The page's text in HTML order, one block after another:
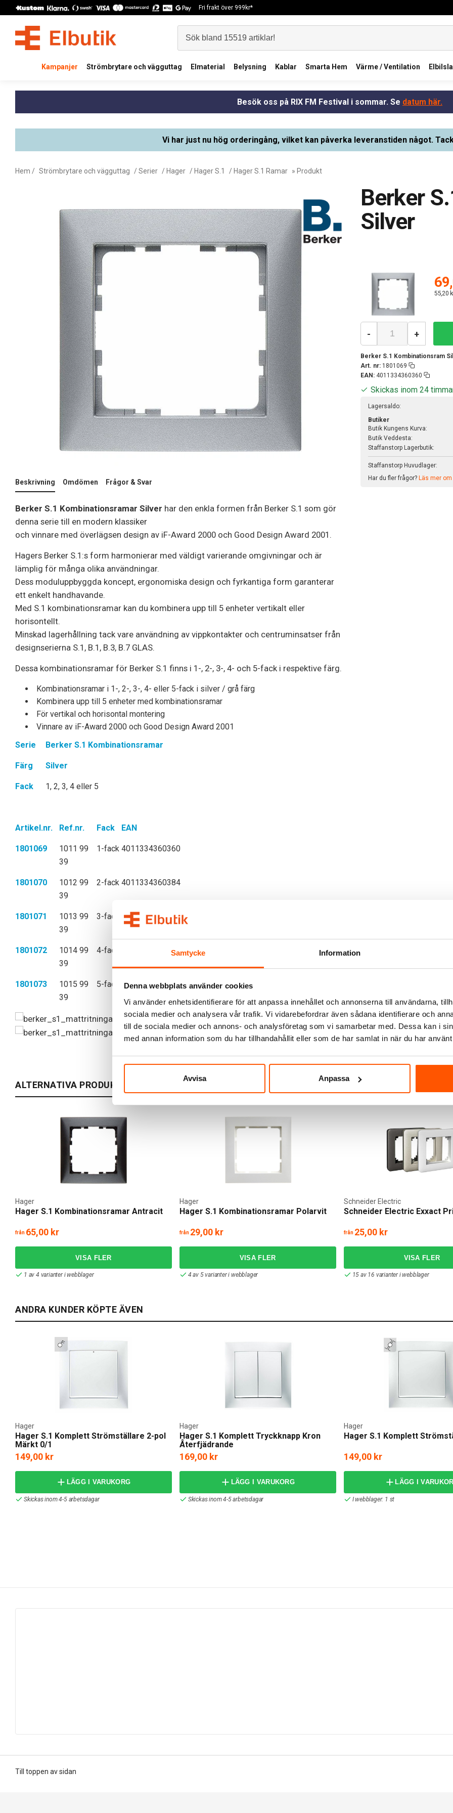
Samtycke Information
Denna webbplats använder cookies
Vi använder enhetsidentifierare för att anpassa innehållet och annonserna till användarna,
sociala medier och analysera vår trafik. Vi vidarebefordrar även sådana identifierare och
till de sociala medier och annons- och analysföretag som vi samarbetar med. Dessa kan i
med annan information som du har tillhandahållit eller som de har samlat in när du har
Avvisa Anpassa
Fri frakt över 999kr*
Kampanjer Strömbrytare och vägguttag Elmaterial Belysning Kablar Smarta Hem Värme / Ventilation
Besök oss på RIX FM Festival i sommar. Se datum här.
Vi har just nu hög orderingång, vilket kan påverka leveranstiden något.
Hem / Strömbrytare och vägguttag /Serier / Hager / Hager S.1 / Hager S.1 Ramar » Produkt
Beskrivning Omdömen Frågor & Svar
Berker S.1 Kombinationsramar Silver har den enkla formen från Berker S.1 som gör
denna serie till en modern klassiker
och vinnare med överlägsen design av iF-Award 2000 och Good Design Award 2001.
Hagers Berker S.1:s form harmonierar med väldigt varierande omgivningar och är
lämplig för många olika användningar.
Dess moduluppbyggda koncept, ergonomiska design och fyrkantiga form garanterar
ett enkelt handhavande.
Med S.1 kombinationsramar kan du kombinera upp till 5 enheter vertikalt eller
horisontellt.
Minskad lagerhållning tack vare användning av vippkontakter och centruminsatser från
designserierna S.1, B.1, B.3, B.7 GLAS.
Dessa kombinationsramar för Berker S.1 finns i 1-, 2-, 3-, 4- och 5-fack i respektive färg.
Kombinationsramar i 1-, 2-, 3-, 4- eller 5-fack i silver / grå färg
Kombinera upp till 5 enheter med kombinationsramar
För vertikal och horisontal montering
Vinnare av iF-Award 2000 och Good Design Award 2001
Serie
Berker S.1 Kombinationsramar
Färg Silver
Fack 1, 2, 3, 4 eller 5
Artikel.nr. Ref.nr. Fack EAN
1801069
1011 99
39
1-fack 4011334360360
1801070
1012 99
39
2-fack 4011334360384
1801071
1013 99
39
3-fack 4011334360407
1801072
1014 99
39
4-fack 4011334360421
1801073
1015 99
39
5-fack 4011334360445
Berker
Silver
55,20
Berker S.1 Kombinationsram
Art. nr: 1801069
EAN: 4011334360360
- +
Skickas inom 24
Lagersaldo:
Butiker
Butik Kungens Kurva:
Butik Veddesta:
Staffanstorp Lagerbutik:
Staffanstorp Huvudlager:
Har du fler frågor? Läs mer
ALTERNATIVA PRODUKTER
Hager S.1 Kombinationsramar Antracit
Hager
från 65,00 kr
1 av 4 varianter i webblager
Hager S.1 Kombinationsramar Polarvit
Hager
från 29,00 kr
4 av 5 varianter i webblager
Schneider Electric Exxact
Schneider Electric
från 25,00 kr
15 av 16 varianter i webblager
ANDRA KUNDER KÖPTE ÄVEN
Hager S.1 Komplett Strömställare 2-pol
Märkt 0/1
Hager
149,00 kr
LÄGG I VARUKORG
Skickas inom 4-5 arbetsdagar
Hager S.1 Komplett Tryckknapp Kron
Återfjädrande
Hager
169,00 kr
LÄGG I VARUKORG
Skickas inom 4-5 arbetsdagar
Hager S.1 Komplett
Hager
149,00 kr
LÄGG I
I webblager: 1 st
Till toppen av sidan